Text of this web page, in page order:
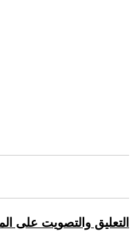
التعليق والتصويت على